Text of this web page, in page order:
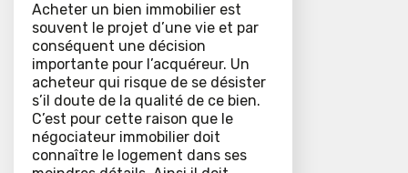
Acheter un bien immobilier est
souvent le projet d’une vie et par
conséquent une décision
importante pour l’acquéreur. Un
acheteur qui risque de se désister
s’il doute de la qualité de ce bien.
C’est pour cette raison que le
négociateur immobilier doit
connaître le logement dans ses